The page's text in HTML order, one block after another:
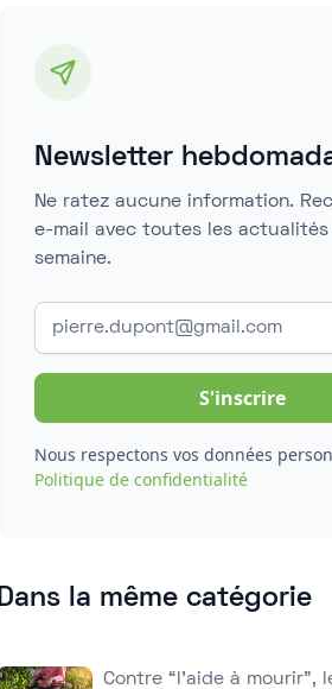
Newsletter
Ne ratez aucune information.
e-mail avec toutes les actualités
semaine.
Nous respectons vos données
Politique de confidentialité
Dans la même catégorie
Contre “l’aide à mourir”,